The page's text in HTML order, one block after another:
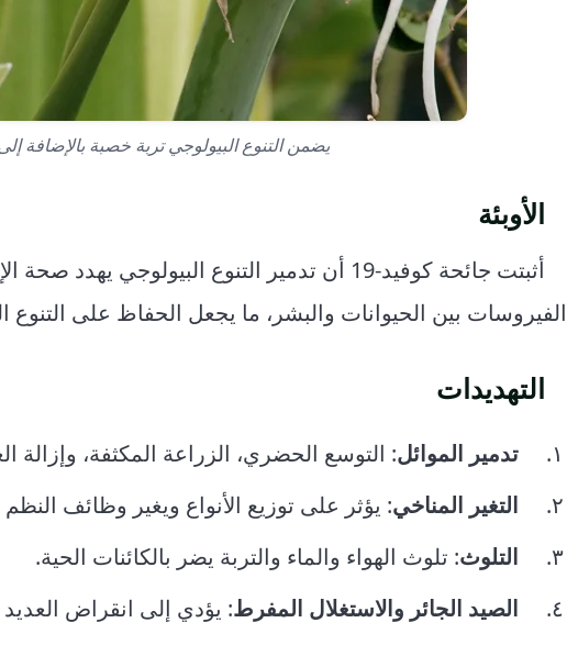
يضمن التنوع البيولوجي تربة خصبة بالإضافة
الأوبئة
أثبتت جائحة كوفيد-19 أن تدمير التنوع
الفيروسات بين الحيوانات والبشر، ما يجعل الحفاظ على التنوع
التهديدات
تدمير الموائل: التوسع الحضري، الزراعة المكثفة، وإزالة
التغير المناخي: يؤثر على توزيع الأنواع ويغير وظائف النظم
التلوث: تلوث الهواء والماء والتربة يضر بالكائنات الحية.
الصيد الجائر والاستغلال المفرط: يؤدي إلى انقراض العديد